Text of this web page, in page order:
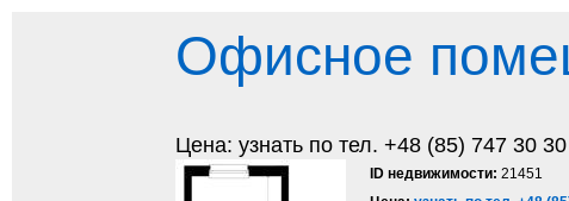
Офисное
Цена: узнать по тел. +48 (85) 747 30 30
ID недвижимости: 21451